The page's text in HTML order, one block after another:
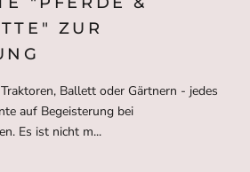
ZUR E
Ballett oder Gärtnern - jedes
auf Begeisterung bei
Es ist nicht m...